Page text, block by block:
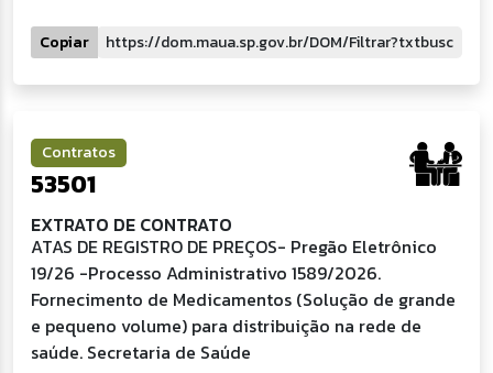
Copiar
Contratos
53501
EXTRATO DE CONTRATO
ATAS DE REGISTRO DE PREÇOS- Pregão Eletrônico
19/26 -Processo Administrativo 1589/2026.
Fornecimento de Medicamentos (Solução de grande
e pequeno volume) para distribuição na rede de
saúde. Secretaria de Saúde